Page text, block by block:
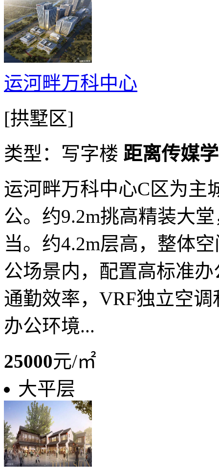
运河畔万科中心
[拱墅区]
类型：写字楼 距离传媒
运河畔万科中心C区为主
公。约9.2m挑高精装大
当。约4.2m层高，整体
公场景内，配置高标准
通勤效率，VRF独立空
办公环境...
25000元/㎡
大平层